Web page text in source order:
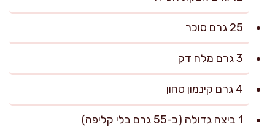
25 גרם סוכר
3 גרם מלח דק
4 גרם קינמון טחון
1 ביצה גדולה (כ-55 גרם בלי קליפה)